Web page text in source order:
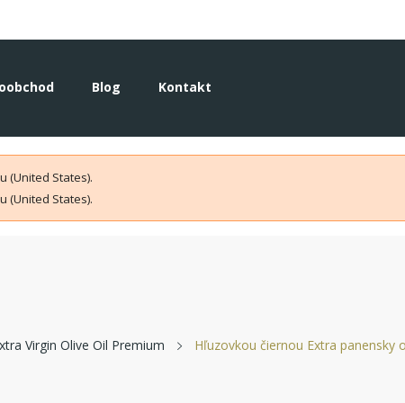
Blog Kontakt
(United States).
(United States).
Virgin Olive Oil Premium Hľuzovkou čiernou Extra panensky